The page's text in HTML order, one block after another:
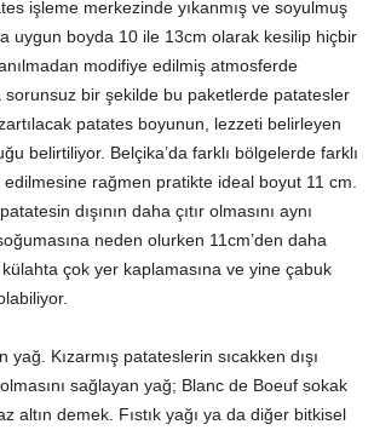
işleme merkezinde yıkanmış ve soyulmuş
uygun boyda 10 ile 13cm olarak kesilip hiçbir
modifiye edilmiş atmosferde
sorunsuz bir şekilde bu paketlerde patatesler
patates boyunun, lezzeti belirleyen
belirtiliyor. Belçika’da farklı bölgelerde farklı
rağmen pratikte ideal boyut 11 cm.
dışının daha çıtır olmasını aynı
neden olurken 11cm’den daha
çok yer kaplamasına ve yine çabuk
yağ. Kızarmış patateslerin sıcakken dışı
sağlayan yağ; Blanc de Boeuf sokak
altın demek. Fıstık yağı ya da diğer bitkisel